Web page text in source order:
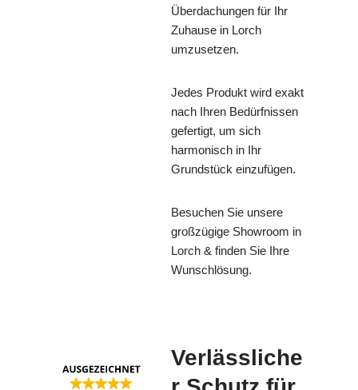
Überdachungen für Ihr
Zuhause in Lorch
umzusetzen.
Jedes Produkt wird exakt
nach Ihren Bedürfnissen
gefertigt, um sich
harmonisch in Ihr
Grundstück einzufügen.
Besuchen Sie unsere
großzügige Showroom in
Lorch & finden Sie Ihre
Wunschlösung.
Verlässliche